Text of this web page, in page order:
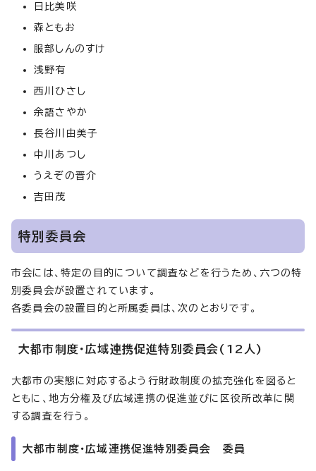
日比美咲
森ともお
服部しんのすけ
浅野有
西川ひさし
余語さやか
長谷川由美子
中川あつし
うえぞの晋介
吉田茂
特別委員会
市会には、特定の目的について調査などを行うため、六つの特
別委員会が設置されています。
各委員会の設置目的と所属委員は、次のとおりです。
大都市制度・広域連携促進特別委員会(12人)
大都市の実態に対応するよう行財政制度の拡充強化を図ると
ともに、地方分権及び広域連携の促進並びに区役所改革に関
する調査を行う。
大都市制度・広域連携促進特別委員会 委員